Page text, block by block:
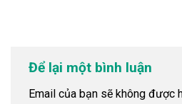
Để lại một bình luận
Email của bạn sẽ không được